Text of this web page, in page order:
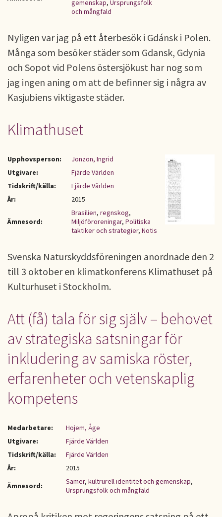
gemenskap, Ursprungsfolk
och mångfald
Nyligen var jag på ett återbesök i Gdánsk i Polen.
Många som besöker städer som Gdansk, Gdynia
och Sopot vid Polens östersjökust har nog som
jag ingen aning om att de befinner sig i några av
Kasjubiens viktigaste städer.
Klimathuset
Upphovsperson:
Jonzon, Ingrid
Utgivare:
Fjärde Världen
Tidskrift/källa:
Fjärde Världen
År:
2015
Ämnesord:
Brasilien, regnskog,
Miljöföroreningar, Politiska
taktiker och strategier, Notis
Svenska Naturskyddsföreningen anordnade den 2
till 3 oktober en klimatkonferens Klimathuset på
Kulturhuset i Stockholm.
Att (få) tala för sig själv – behovet
av strategiska satsningar för
inkludering av samiska röster,
erfarenheter och vetenskaplig
kompetens
Medarbetare:
Hojem, Åge
Utgivare:
Fjärde Världen
Tidskrift/källa:
Fjärde Världen
År:
2015
Ämnesord:
Samer, kultrurell identitet och gemenskap,
Ursprungsfolk och mångfald